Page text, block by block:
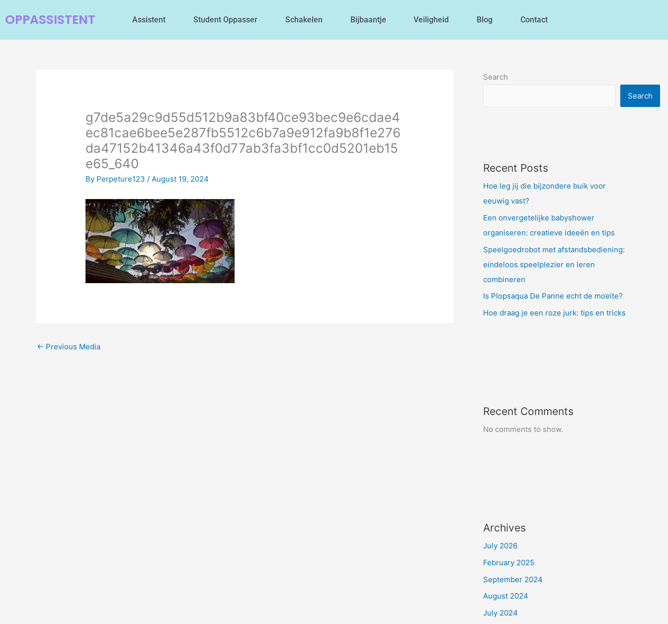
toOPPASSISTENT Assistent Student Oppasser Schakelen Bijbaantje Veiligheid Blog Contact
g7de5a29c9d55d512b9a83bf40ce93bec9e6cdae4
ec81cae6bee5e287fb5512c6b7a9e912fa9b8f1e276
da47152b41346a43f0d77ab3fa3bf1cc0d5201eb15
e65_640
By Perpeture123/August 19, 2024
← Previous Media
Search
Search
Recent Posts
Hoe leg jij die bijzondere buik voor
eeuwig vast?
Een onvergetelijke babyshower
organiseren: creatieve ideeën en tips
Speelgoedrobot met afstandsbediening:
eindeloos speelplezier en leren
combineren
Is Plopsaqua De Panne echt de moeite?
Hoe draag je een roze jurk: tips en tricks
Recent Comments
No comments to show.
Archives
July 2026
February 2025
September 2024
August 2024
July 2024